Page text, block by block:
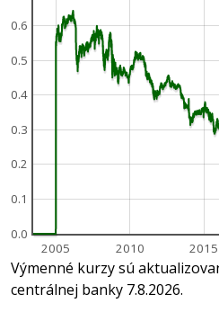
2005 2010 2015
0.0
0.1
0.2
0.3
0.4
0.5
0.6
Výmenné kurzy sú
centrálnej banky 7.8.2026.